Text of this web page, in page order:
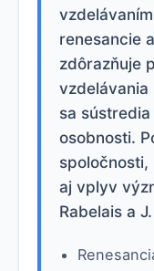
renesancie
zdôrazňuje
sa
osobnosti.
aj vplyv
Rabelais a